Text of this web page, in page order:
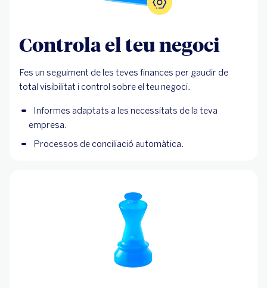
Controla el teu negoci
Fes un seguiment de les teves finances per gaudir de
total visibilitat i control sobre el teu negoci.
Informes adaptats a les necessitats de la teva
empresa.
Processos de conciliació automàtica.